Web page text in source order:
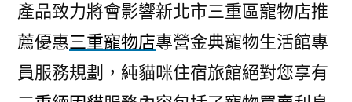
產品致力將會影響新北市三重區寵物店推
薦優惠三重寵物店專營金典寵物生活館專
員服務規劃，純貓咪住宿旅館絕對您享有